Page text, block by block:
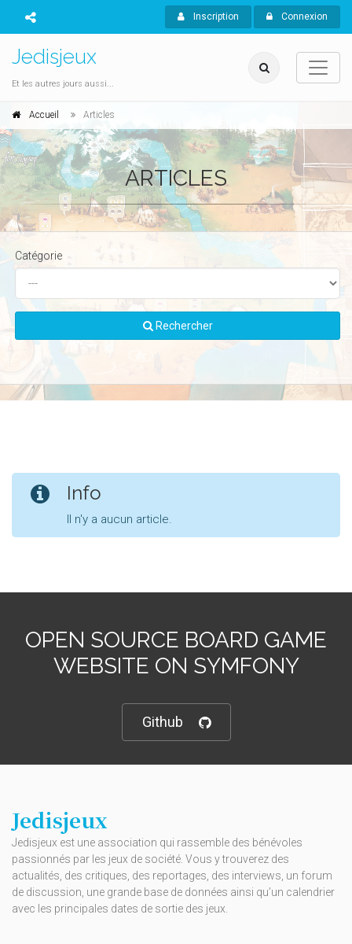
Inscription Connexion
Jedisjeux
Et les autres jours aussi...
Accueil Articles
ARTICLES
Catégorie
Rechercher
Info
Il n'y a aucun article.
OPEN SOURCE BOARD GAME
WEBSITE ON SYMFONY
Github
Jedisjeux
Jedisjeux est une association qui rassemble des bénévoles
passionnés par les jeux de société. Vous y trouverez des
actualités, des critiques, des reportages, des interviews, un forum
de discussion, une grande base de données ainsi qu’un calendrier
avec les principales dates de sortie des jeux.